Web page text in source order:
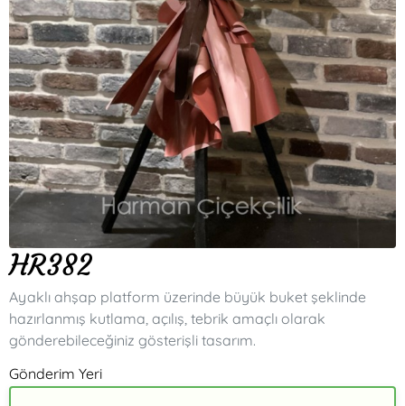
HR382
Ayaklı ahşap platform üzerinde büyük buket şeklinde
hazırlanmış kutlama, açılış, tebrik amaçlı olarak
gönderebileceğiniz gösterişli tasarım.
Gönderim Yeri